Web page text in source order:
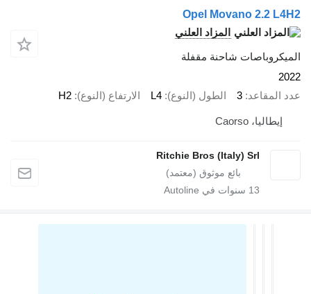
Opel Movano 2.2
المزاد العلني
شاحنة مقفلة
المقاعد 3 الطول (النوع) L4 الارتفاع (النوع) H2
إيطاليا، Caorso
Ritchie Bros (Italy) Srl
سنوات في Autoline